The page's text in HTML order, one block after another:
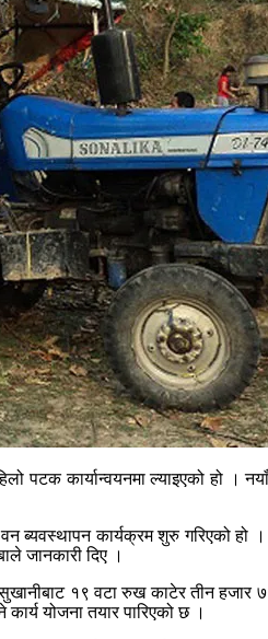
पटक कार्यान्वयनमा ल्याइएको हो ।
ब्यवस्थापन कार्यक्रम शुरु गरिएको
जानकारी दिए ।
१९ वटा रुख काटेर तीन हजार
योजना तयार पारिएको छ ।